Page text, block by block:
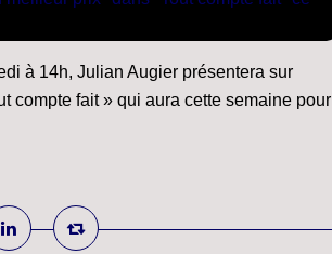
à 14h, Julian Augier présentera sur
compte fait » qui aura cette semaine pour